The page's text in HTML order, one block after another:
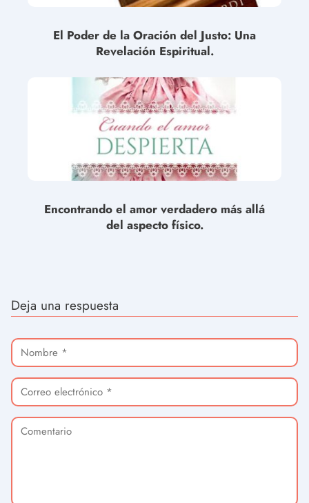
El Poder de la Oración del Justo: Una
Revelación Espiritual.
Encontrando el amor verdadero más allá
del aspecto físico.
Deja una respuesta